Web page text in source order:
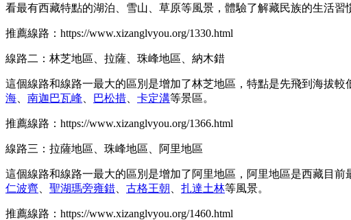
看最有西藏特點的湖泊、雪山、草原等風景，體驗了解藏民族的生活習
推薦線路：https://www.xizanglvyou.org/1330.html
線路二：林芝地區、拉薩、珠峰地區、納木錯
這個線路和線路一最大的區別是增加了林芝地區，特點是先飛到海拔
海
南迦巴瓦峰 巴松措 卡定溝等景區。
推薦線路：https://www.xizanglvyou.org/1366.html
線路三：拉薩地區、珠峰地區、阿里地區
這個線路和線路一最大的區別是增加了阿里地區，阿里地區是西藏目
仁波齊
聖湖瑪旁雍錯 古格王朝 扎達土林等風景。
推薦線路：https://www.xizanglvyou.org/1460.html